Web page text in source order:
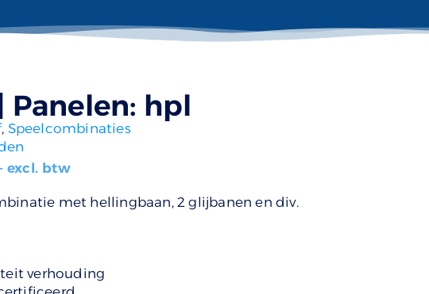
Panelen: hpl
, Speelcombinaties
excl. btw
met hellingbaan, 2 glijbanen en div.
verhouding